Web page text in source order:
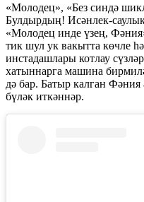
«Молодец», «Без синдә
Булдырдың! Исәнлек-
«Молодец инде үзең,
тик шул ук вакытта көчле
инстадашлары котлау
хатыннарга машина
дә бар. Батыр калган
бүләк иткәннәр.